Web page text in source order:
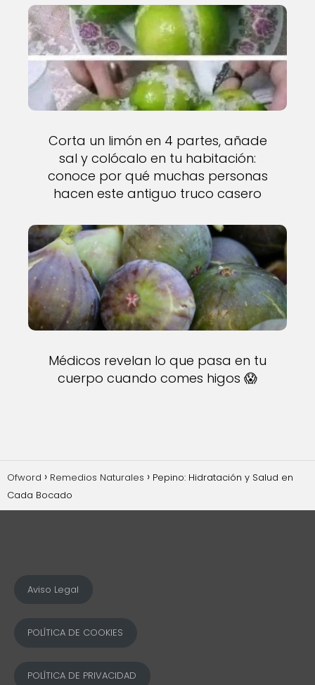
Corta un limón en 4 partes, añade
sal y colócalo en tu habitación:
conoce por qué muchas personas
hacen este antiguo truco casero
Médicos revelan lo que pasa en tu
cuerpo cuando comes higos 😱
Ofword Remedios Naturales
Pepino: Hidratación y Salud en
Cada Bocado
Aviso Legal
POLÍTICA DE COOKIES
POLÍTICA DE PRIVACIDAD